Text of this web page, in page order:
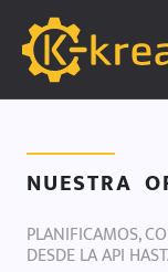
NUESTRA
PLANIFICAMOS,
DESDE LA API